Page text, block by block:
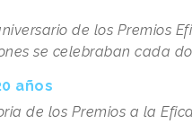
de los Premios
se celebraban cada
años
de los Premios a la